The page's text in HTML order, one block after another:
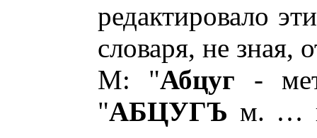
редактировало
словаря, не зная,
М: "Абцуг -
"АБЦУГЪ м. …